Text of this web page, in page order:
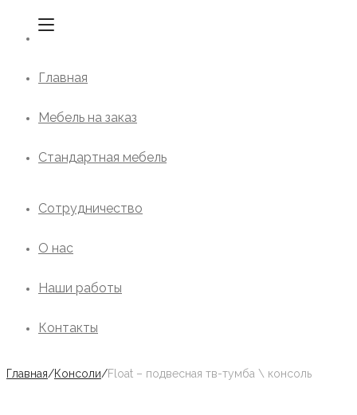
Главная
Мебель на заказ
Стандартная мебель
Сотрудничество
О нас
Наши работы
Контакты
Главная/Консоли/Float – подвесная тв-тумба \ консоль